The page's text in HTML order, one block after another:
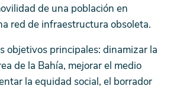
de una población en
red de infraestructura obsoleta.
objetivos principales: dinamizar la
de la Bahía, mejorar el medio
la equidad social, el borrador